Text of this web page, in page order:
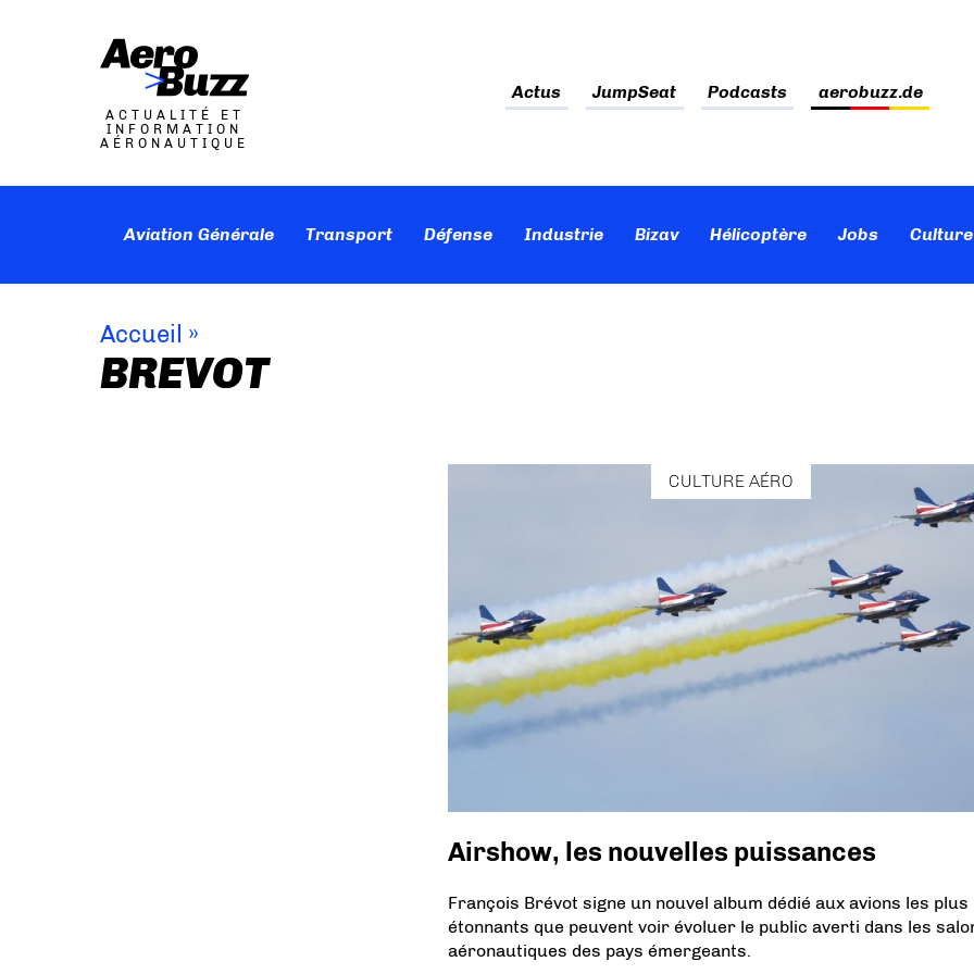
ACTUALITÉ ET
INFORMATION
AÉRONAUTIQUE
Actus JumpSeat Podcasts aerobuzz.de
Aviation Générale Transport Défense Industrie Bizav Hélicoptère Jobs
Accueil »
BREVOT
CULTURE AÉRO
Airshow, les nouvelles puissances
François Brévot signe un nouvel album dédié aux avions les plus
étonnants que peuvent voir évoluer le public averti dans les
aéronautiques des pays émergeants.